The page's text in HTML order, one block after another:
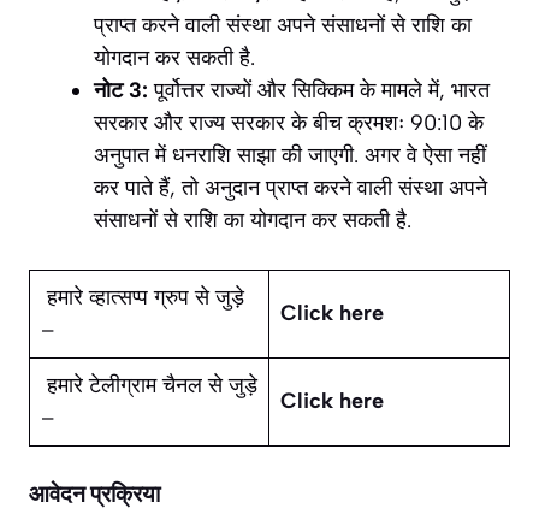
प्राप्त करने वाली संस्था अपने संसाधनों से राशि का
योगदान कर सकती है.
नोट 3: पूर्वोत्तर राज्यों और सिक्किम के मामले में, भारत
सरकार और राज्य सरकार के बीच क्रमशः 90:10 के
अनुपात में धनराशि साझा की जाएगी. अगर वे ऐसा नहीं
कर पाते हैं, तो अनुदान प्राप्त करने वाली संस्था अपने
संसाधनों से राशि का योगदान कर सकती है.
हमारे व्हात्सप्प ग्रुप से जुड़े
–
Click here
हमारे टेलीग्राम चैनल से जुड़े
–
Click here
आवेदन प्रक्रिया